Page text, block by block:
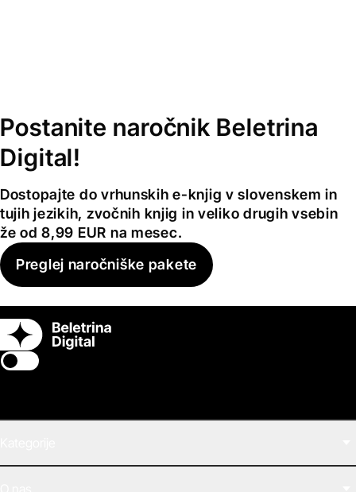
Postanite naročnik Beletrina
Digital!
Dostopajte do vrhunskih e-knjig v slovenskem in
tujih jezikih, zvočnih knjig in veliko drugih vsebin
že od 8,99 EUR na mesec.
Preglej naročniške pakete
Switch theme